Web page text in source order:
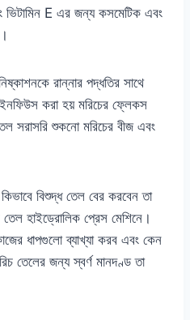
ভিটামিন E এর জন্য কসমেটিক এবং
রান্নার পদ্ধতির সাথে
করা হয় মরিচের ফ্লেকস
সরাসরি শুকনো মরিচের বীজ এবং
বিশুদ্ধ তেল বের করবেন তা
হাইড্রোলিক প্রেস মেশিনে।
ধাপগুলো ব্যাখ্যা করব এবং কেন
তেলের জন্য স্বর্ণ মানদণ্ড তা